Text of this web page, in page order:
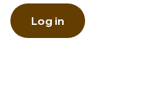
Log in